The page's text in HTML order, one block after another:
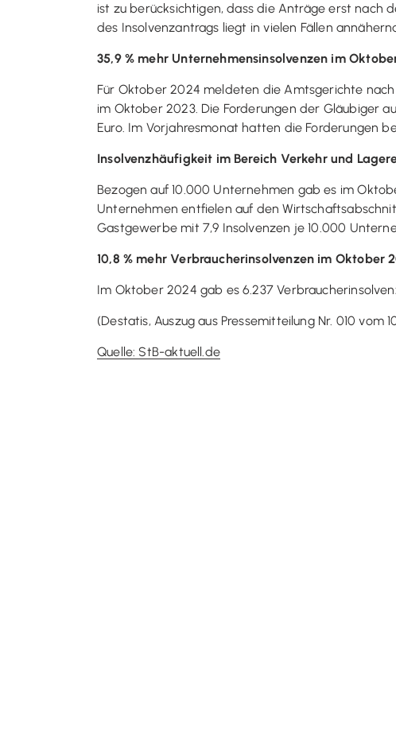
ist zu berücksichtigen, dass die Anträge erst nach
des Insolvenzantrags liegt in vielen Fällen
35,9 % mehr Unternehmensinsolvenzen im
Für Oktober 2024 meldeten die Amtsgerichte
im Oktober 2023. Die Forderungen der Gläubiger
Euro. Im Vorjahresmonat hatten die Forderungen
Insolvenzhäufigkeit im Bereich Verkehr und
Bezogen auf 10.000 Unternehmen gab es im
Unternehmen entfielen auf den
Gastgewerbe mit 7,9 Insolvenzen je 10.000
10,8 % mehr Verbraucherinsolvenzen im Oktober
Im Oktober 2024 gab es 6.237
(Destatis, Auszug aus Pressemitteilung Nr. 010 vom
Quelle: StB-aktuell.de